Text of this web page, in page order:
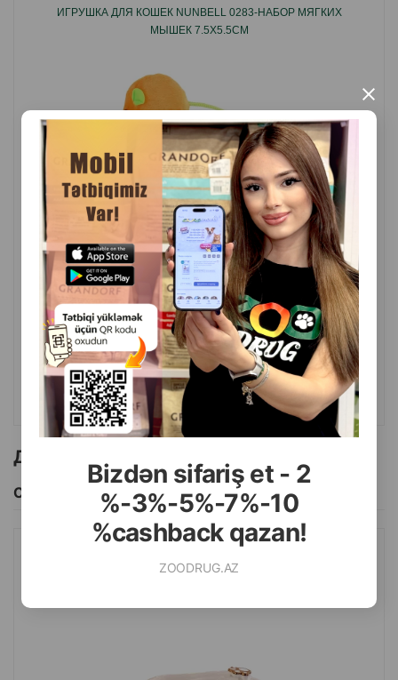
Bizdən sifariş et - 2
%-3%-5%-7%-10
%cashback qazan!
ZOODRUG.AZ
×
ИГРУШКА ДЛЯ КОШЕК NUNBELL 0283-НАБОР МЯГКИХ
МЫШЕК 7.5Х5.5СМ
( Отзывы)
Цена
Купить
1 шт
4.20
КУПИТЬ
Другие товоры бренда
Смотреть Все
АВТОПОИЛКА NUNBELL #065 PET WATER FOUNTAIN